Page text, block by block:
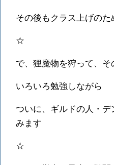
その後もクラス上げのた
☆
で、狸魔物を狩って、
いろいろ勉強しながら
ついに、ギルドの人・
みます
☆